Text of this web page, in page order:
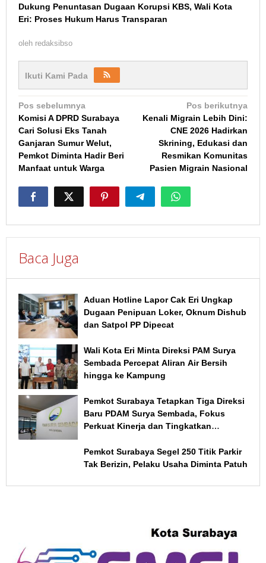
Dukung Penuntasan Dugaan Korupsi KBS, Wali Kota
Eri: Proses Hukum Harus Transparan
oleh redaksibso
Ikuti Kami Pada
Navigasi
pos
Pos sebelumnya
Komisi A DPRD Surabaya
Cari Solusi Eks Tanah
Ganjaran Sumur Welut,
Pemkot Diminta Hadir Beri
Manfaat untuk Warga
Pos berikutnya
Kenali Migrain Lebih Dini:
CNE 2026 Hadirkan
Skrining, Edukasi dan
Resmikan Komunitas
Pasien Migrain Nasional
Baca Juga
Aduan Hotline Lapor Cak Eri Ungkap
Dugaan Penipuan Loker, Oknum Dishub
dan Satpol PP Dipecat
Wali Kota Eri Minta Direksi PAM Surya
Sembada Percepat Aliran Air Bersih
hingga ke Kampung
Pemkot Surabaya Tetapkan Tiga Direksi
Baru PDAM Surya Sembada, Fokus
Perkuat Kinerja dan Tingkatkan
Pemkot Surabaya Segel 250 Titik Parkir
Tak Berizin, Pelaku Usaha Diminta Patuh